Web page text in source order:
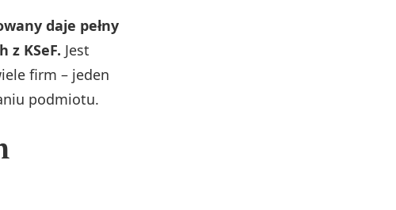
daje pełny
KSeF. Jest
firm – jeden
podmiotu.